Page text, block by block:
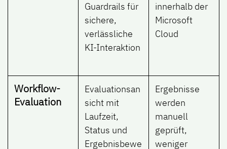
Guardrails für
sichere,
verlässliche
KI-Interaktion
innerhalb der
Microsoft
Cloud
Workflow-
Evaluation
Evaluationsan
sicht mit
Laufzeit,
Status und
Ergebnisbewe
Ergebnisse
werden
manuell
geprüft,
weniger